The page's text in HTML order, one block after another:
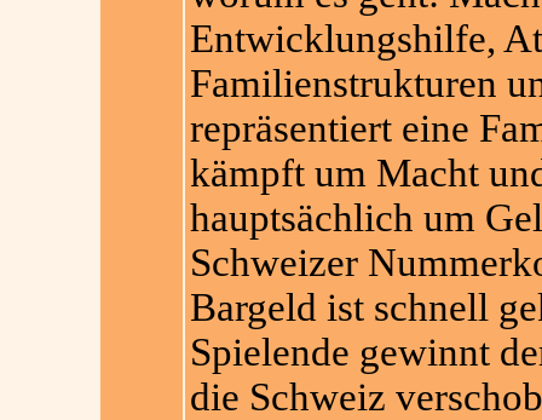
Entwicklungshilfe,
Familienstrukturen
repräsentiert eine
kämpft um Macht
hauptsächlich um
Schweizer
Bargeld ist schnell
Spielende gewinnt
die Schweiz